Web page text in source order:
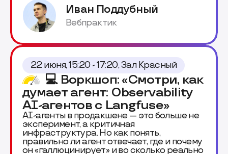
Иван Поддубный
Вебпрактик
22 июня, 15:20 - 17:20, Зал Красный
💻 Воркшоп: «Смотри, как
думает агент: Observability
AI-агентов с Langfuse»
AI-агенты в продакшене — это больше не
эксперимент, а критичная
инфраструктура. Но как понять,
правильно ли агент отвечает, где и почему
он «галлюцинирует» и во сколько реально